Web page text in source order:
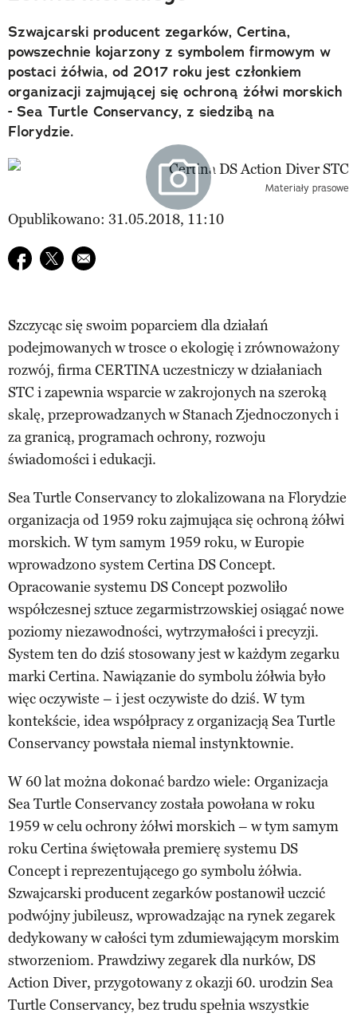
Szwajcarski producent zegarków, Certina,
powszechnie kojarzony z symbolem firmowym w
postaci żółwia, od 2017 roku jest członkiem
organizacji zajmującej się ochroną żółwi morskich
- Sea Turtle Conservancy, z siedzibą na
Florydzie.
Materiały prasowe
Opublikowano: 31.05.2018, 11:10
Udostępnij na facebook
Udostępnij na twitter
E-mail do przyjaciela
Szczycąc się swoim poparciem dla działań
podejmowanych w trosce o ekologię i zrównoważony
rozwój, firma CERTINA uczestniczy w działaniach
STC i zapewnia wsparcie w zakrojonych na szeroką
skalę, przeprowadzanych w Stanach Zjednoczonych i
za granicą, programach ochrony, rozwoju
świadomości i edukacji.
Sea Turtle Conservancy to zlokalizowana na Florydzie
organizacja od 1959 roku zajmująca się ochroną żółwi
morskich. W tym samym 1959 roku, w Europie
wprowadzono system Certina DS Concept.
Opracowanie systemu DS Concept pozwoliło
współczesnej sztuce zegarmistrzowskiej osiągać nowe
poziomy niezawodności, wytrzymałości i precyzji.
System ten do dziś stosowany jest w każdym zegarku
marki Certina. Nawiązanie do symbolu żółwia było
więc oczywiste – i jest oczywiste do dziś. W tym
kontekście, idea współpracy z organizacją Sea Turtle
Conservancy powstała niemal instynktownie.
W 60 lat można dokonać bardzo wiele: Organizacja
Sea Turtle Conservancy została powołana w roku
1959 w celu ochrony żółwi morskich – w tym samym
roku Certina świętowała premierę systemu DS
Concept i reprezentującego go symbolu żółwia.
Szwajcarski producent zegarków postanowił uczcić
podwójny jubileusz, wprowadzając na rynek zegarek
dedykowany w całości tym zdumiewającym morskim
stworzeniom. Prawdziwy zegarek dla nurków, DS
Action Diver, przygotowany z okazji 60. urodzin Sea
Turtle Conservancy, bez trudu spełnia wszystkie